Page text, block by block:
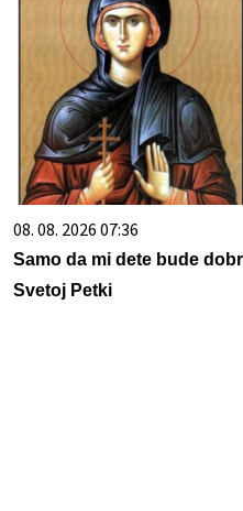
08. 08. 2026 07:36
Samo da mi dete bude
Svetoj Petki